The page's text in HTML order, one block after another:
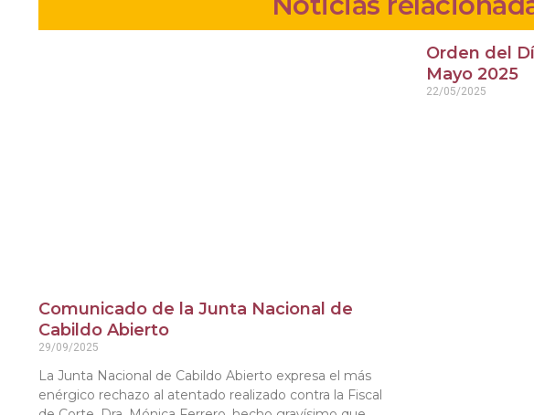
Comunicado de la Junta Nacional de
Cabildo Abierto
29/09/2025
La Junta Nacional de Cabildo Abierto expresa el más
enérgico rechazo al atentado realizado contra la Fiscal
Orden del
Mayo 2025
22/05/2025